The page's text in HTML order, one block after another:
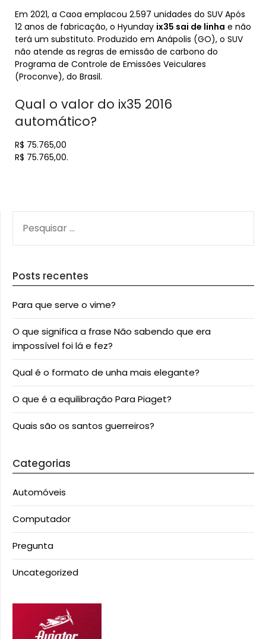
Em 2021, a Caoa emplacou 2.597 unidades do SUV Após
12 anos de fabricação, o Hyunday ix35 sai de linha e não
terá um substituto. Produzido em Anápolis (GO), o SUV
não atende as regras de emissão de carbono do
Programa de Controle de Emissões Veiculares
(Proconve), do Brasil.
Qual o valor do ix35 2016
automático?
R$ 75.765,00
R$ 75.765,00.
POR:
Posts recentes
Para que serve o vime?
O que significa a frase Não sabendo que era
impossível foi lá e fez?
Qual é o formato de unha mais elegante?
O que é a equilibração Para Piaget?
Quais são os santos guerreiros?
Categorias
Automóveis
Computador
Pregunta
Uncategorized